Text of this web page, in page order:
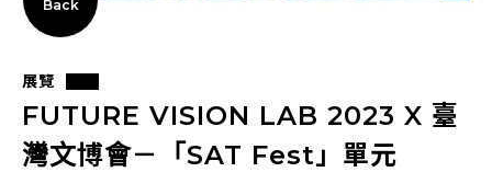
Back
展覽
FUTURE VISION LAB 2023 X 臺
灣文博會－「SAT Fest」單元